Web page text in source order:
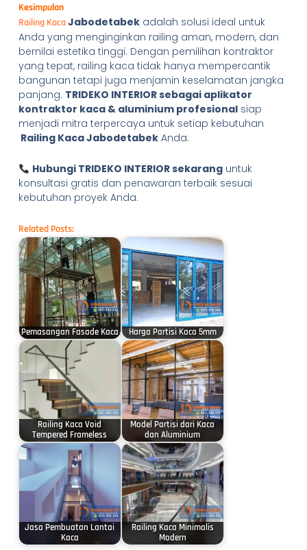
Kesimpulan
Railing KacaJabodetabekadalah solusi ideal untuk
Anda yang menginginkan railing aman, modern, dan
bernilai estetika tinggi. Dengan pemilihan kontraktor
yang tepat, railing kaca tidak hanya mempercantik
bangunan tetapi juga menjamin keselamatan jangka
panjang. TRIDEKO INTERIOR sebagai aplikator
kontraktor kaca & aluminium profesionalsiap
menjadi mitra terpercaya untuk setiap kebutuhan
Railing Kaca JabodetabekAnda.
Hubungi TRIDEKO INTERIOR sekaranguntuk
konsultasi gratis dan penawaran terbaik sesuai
kebutuhan proyek Anda.
Related Posts:
Pemasangan Fasade Kaca Harga Partisi Kaca 5mm
Railing Kaca Void
Tempered Frameless
Model Partisi dari Kaca
dan Aluminium
Jasa Pembuatan Lantai
Kaca
Railing Kaca Minimalis
Modern